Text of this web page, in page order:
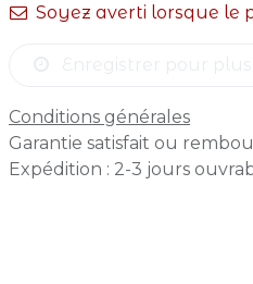
Soyez averti lorsque le
Conditions générales
Garantie satisfait ou
Expédition : 2-3 jours